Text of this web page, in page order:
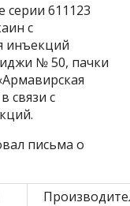
серии 611123
с
инъекций
№ 50, пачки
связи с
письма о